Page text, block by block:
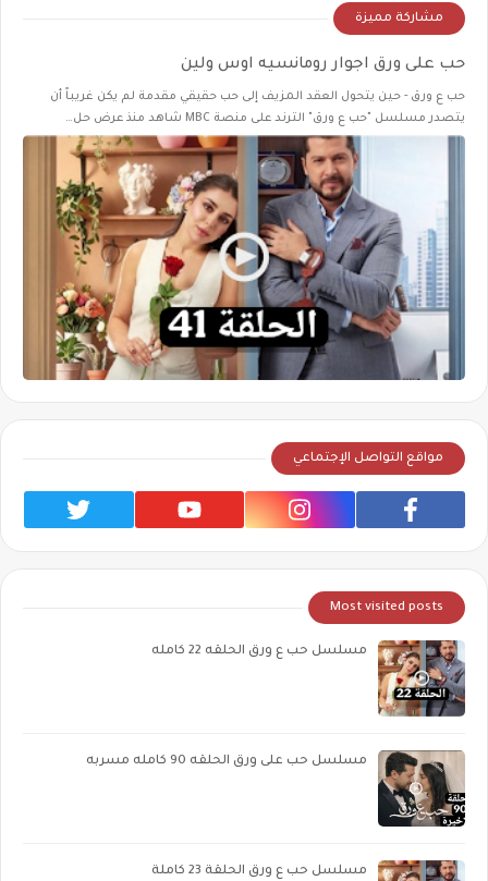
مشاركة مميزة
حب على ورق اجوار رومانسيه اوس ولين
حب ع ورق - حين يتحول العقد المزيف إلى حب حقيقي مقدمة لم يكن غريباً أن
يتصدر مسلسل "حب ع ورق" الترند على منصة MBC شاهد منذ عرض حل…
مواقع التواصل الإجتماعي
Most visited posts
مسلسل حب ع ورق الحلقه 22 كامله
مسلسل حب على ورق الحلقه 90 كامله مسربه
مسلسل حب ع ورق الحلقة 23 كاملة